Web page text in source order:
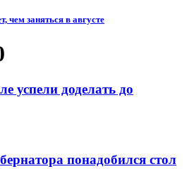
чем заняться в августе
успели доделать до
понадобился стол